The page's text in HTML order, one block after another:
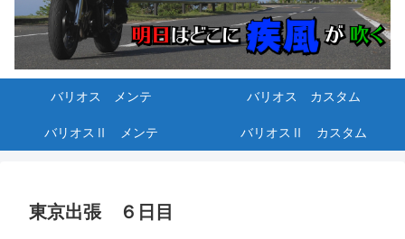
バリオス メンテ バリオス カスタム
バリオスⅡ メンテ バリオスⅡ カスタム
東京出張 ６日目